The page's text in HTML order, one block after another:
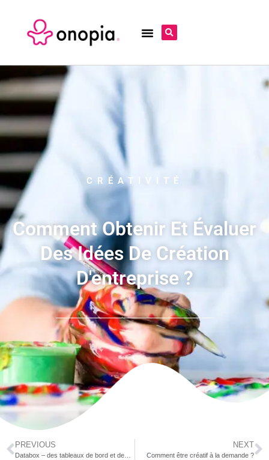
CRÉATIVITÉ
Comment Obtenir Et Évaluer
Des Idées De Création
D'entreprise ?
PREVIOUS NEXT
Comment être créatif à la demande ?